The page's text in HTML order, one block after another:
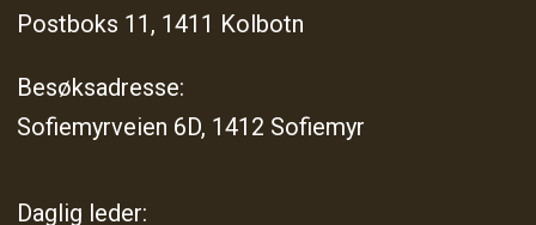
Postboks 11, 1411 Kolbotn
Besøksadresse:
Sofiemyrveien 6D, 1412 Sofiemyr
Daglig leder: